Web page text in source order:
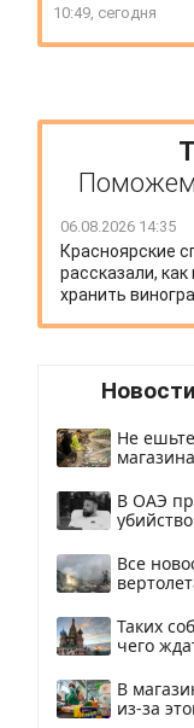
10:49, сегодня
Поможем
06.08.2026 14:35
Красноярские
рассказали,
хранить
Не
В ОАЭ
Все
Таких
чего
В
из-за